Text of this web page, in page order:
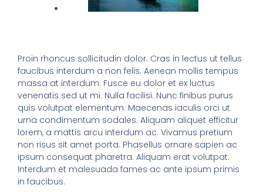
Proin rhoncus sollicitudin dolor. Cras in lectus ut tellus
faucibus interdum a non felis. Aenean mollis tempus
massa at interdum. Fusce eu dolor et ex luctus
venenatis sed ut mi. Nulla facilisi. Nunc finibus purus
quis volutpat elementum. Maecenas iaculis orci ut
urna condimentum sodales. Aliquam aliquet efficitur
lorem, a mattis arcu interdum ac. Vivamus pretium
non risus sit amet porta. Phasellus ornare sapien ac
ipsum consequat pharetra. Aliquam erat volutpat.
Interdum et malesuada fames ac ante ipsum primis
in faucibus.